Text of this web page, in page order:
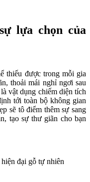
lựa chọn của
thiếu được trong mỗi gia
thoải mái nghỉ ngơi sau
vật dụng chiếm diện tích
tới toàn bộ không gian
sẽ tô điểm thêm sự sang
tạo sự thư giãn cho bạn